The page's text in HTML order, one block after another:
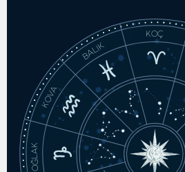
BALIK
KOÇ
OĞLAK
KOVA